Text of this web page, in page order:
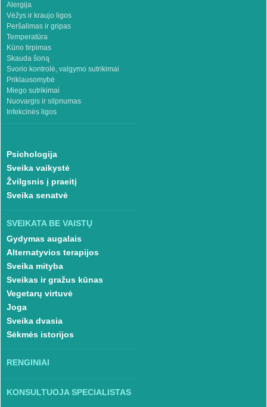
Alergija
Vėžys ir kraujo ligos
Peršalimas ir gripas
Temperatūra
Kūno tirpimas
Skauda šoną
Svorio kontrolė, valgymo sutrikimai
Priklausomybė
Miego sutrikimai
Nuovargis ir silpnumas
Infekcinės ligos
Psichologija
Sveika vaikystė
Žvilgsnis į praeitį
Sveika senatvė
SVEIKATA BE VAISTŲ
Gydymas augalais
Alternatyvios terapijos
Sveika mityba
Sveikas ir gražus kūnas
Vegetarų virtuvė
Joga
Sveika dvasia
Sėkmės istorijos
RENGINIAI
KONSULTUOJA SPECIALISTAS